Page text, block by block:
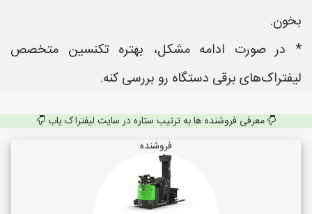
بخون.
* در صورت ادامه مشکل، بهتره تکنسین متخصص
لیفتراک‌های برقی دستگاه رو بررسی کنه.
معرفی فروشنده ها به ترتیب ستاره در سایت لیفتراک یاب
فروشنده